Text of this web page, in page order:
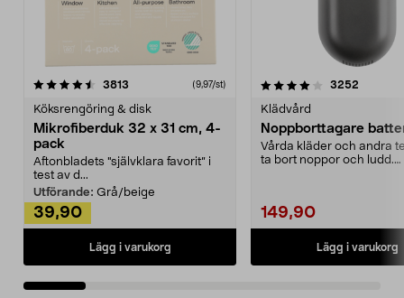
3813 (9,97/st)
Köksrengöring & disk
Mikrofiberduk 32 x 31 cm, 4-
pack
Aftonbladets "självklara favorit” i
test av d...
Utförande: Grå/beige
39,90
Lägg i varukorg
4.0av 5 stjärnor 3252
Klädvård
Noppborttagare
Vårda kläder och andra
ta bort noppor och ludd.
149,90
Lägg i varukorg
4.5av 5 stjärnor